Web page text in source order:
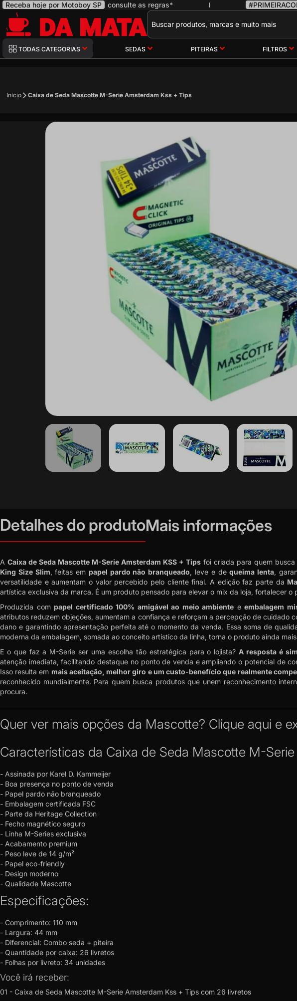
Receba hoje por Motoboy SP consulte as regras*
Pesquisa
TODAS CATEGORIAS SEDAS PITEIRAS FILTROS
Início Caixa de Seda Mascotte M-Serie Amsterdam Kss + Tips
Pular
para
da
Galeria
de
Detalhes do produtoMais informações
A Caixa de Seda Mascotte M-Serie Amsterdam KSS + Tipsfoi criada para quem busca
King Size Slim, feitas em papel pardo não branqueado, leve e dequeima lenta,
versatilidade e aumentam o valor percebido pelo cliente final. A edição faz parte da
artística exclusiva da marca. É um produto pensado para elevar o mix da loja, fortalecer
Produzida com papel certificado 100% amigável ao meio ambiente e embalagem
atributos reduzem objeções, aumentam a confiança e reforçam a percepção de cuidado
dano e garantindo apresentação perfeita até o momento da venda. Essa soma de
moderna da embalagem, somada ao conceito artístico da linha, torna o produto ainda
E o que faz a M-Serie ser uma escolha tão estratégica para o lojista?A resposta é
atenção imediata, facilitando destaque no ponto de venda e ampliando o potencial de
Isso resulta em mais aceitação, melhor giro e um custo-benefício que realmente
reconhecido mundialmente. Para quem busca produtos que unem reconhecimento
procura.
Quer ver mais opções da Mascotte? Clique aqui e
Características da Caixa de Seda Mascotte M-
- Assinada por Karel D. Kammeijer
- Boa presença no ponto de venda
- Papel pardo não branqueado
- Embalagem certificada FSC
- Parte da Heritage Collection
- Fecho magnético seguro
- Linha M-Series exclusiva
- Acabamento premium
- Peso leve de 14 g/m²
- Papel eco-friendly
- Design moderno
- Qualidade Mascotte
Especificações:
- Comprimento: 110 mm
- Largura: 44 mm
- Diferencial: Combo seda + piteira
- Quantidade por caixa: 26 livretos
- Folhas por livreto: 34 unidades
Você irá receber:
01 - Caixa de Seda Mascotte M-Serie Amsterdam Kss + Tips com 26 livretos